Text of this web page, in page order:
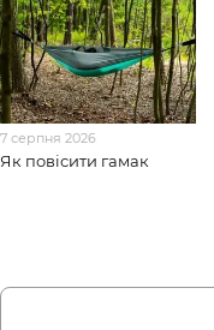
7 серпня 2026
Як повісити гамак